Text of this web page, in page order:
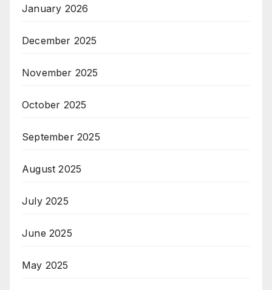
January 2026
December 2025
November 2025
October 2025
September 2025
August 2025
July 2025
June 2025
May 2025